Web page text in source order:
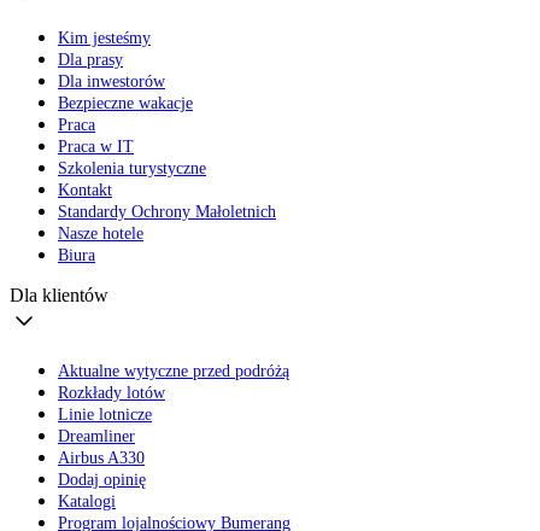
Kim jesteśmy
Dla prasy
Dla inwestorów
Bezpieczne wakacje
Praca
Praca w IT
Szkolenia turystyczne
Kontakt
Standardy Ochrony Małoletnich
Nasze hotele
Biura
Dla klientów
Aktualne wytyczne przed podróżą
Rozkłady lotów
Linie lotnicze
Dreamliner
Airbus A330
Dodaj opinię
Katalogi
Program lojalnościowy Bumerang